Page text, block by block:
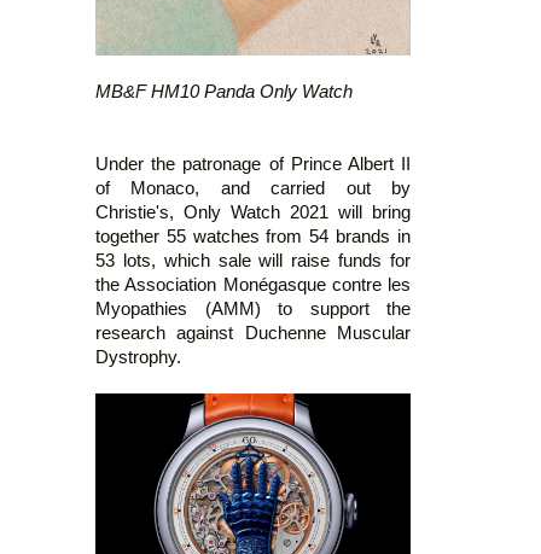
MB&F HM10 Panda Only Watch
Under the patronage of Prince Albert II
of Monaco, and carried out by
Christie's, Only Watch 2021 will bring
together 55 watches from 54 brands in
53 lots, which sale will raise funds for
the Association Monégasque contre les
Myopathies (AMM) to support the
research against Duchenne Muscular
Dystrophy.